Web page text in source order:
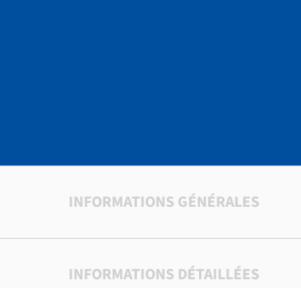
INFORMATIONS GÉNÉRALES
INFORMATIONS DÉTAILLÉES